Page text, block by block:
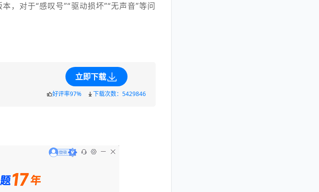
，对于“感叹号”“驱动损坏”“无声音”等问
立即下载
好评率97% 下载次数：5429846